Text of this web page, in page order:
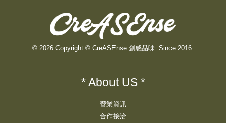
© 2026 Copyright © CreASEnse 創感品味. Since 2016.
* About US *
營業資訊
合作接洽